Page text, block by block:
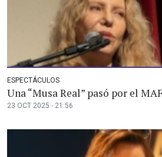
ESPECTÁCULOS
Una “Musa Real” pasó por el
23 OCT 2025 - 21:56